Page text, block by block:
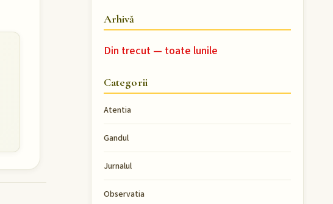
Arhivă
Din trecut — toate lunile
Categorii
Atentia
Gandul
Jurnalul
Observatia